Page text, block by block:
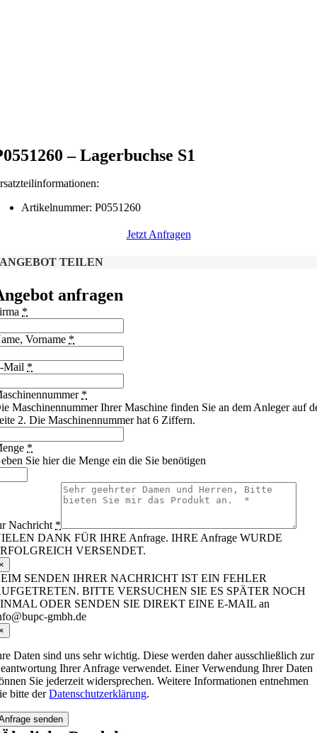
– Lagerbuchse S1
Artikelnummer: P0551260
Jetzt Anfragen
ANGEBOT TEILEN
anfragen
*
Vorname *
Mail *
*
Maschinennummer Ihrer Maschine finden Sie an dem Anleger auf
2. Die Maschinennummer hat 6 Ziffern.
*
Sie hier die Menge ein die Sie benötigen
Nachricht *
DANK FÜR IHRE Anfrage. IHRE Anfrage WURDE
VERSENDET.
SENDEN IHRER NACHRICHT IST EIN FEHLER
BITTE VERSUCHEN SIE ES SPÄTER NOCH
ODER SENDEN SIE DIREKT EINE E-MAIL an
gmbh.de
Daten sind uns sehr wichtig. Diese werden daher ausschließlich zur
Ihrer Anfrage verwendet. Einer Verwendung Ihrer Daten
Sie jederzeit widersprechen. Weitere Informationen entnehmen
bitte derDatenschutzerklärung.
senden